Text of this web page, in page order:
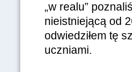
„w realu”
nieistniejącą od
odwiedziłem tę
uczniami.